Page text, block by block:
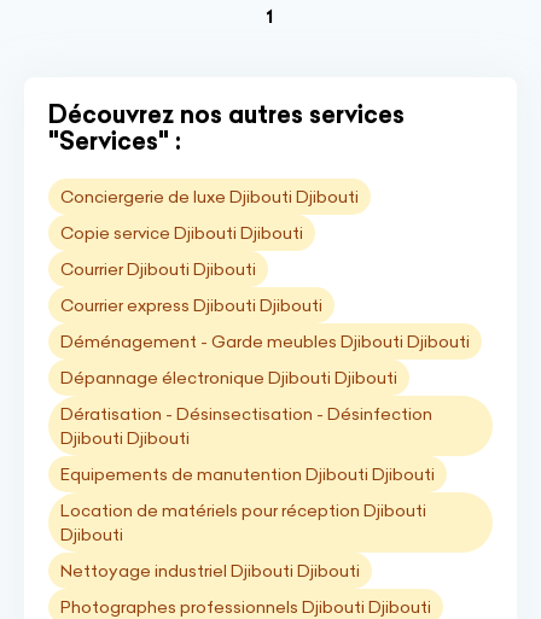
1
Découvrez nos autres services
"Services" :
Conciergerie de luxe Djibouti Djibouti
Copie service Djibouti Djibouti
Courrier Djibouti Djibouti
Courrier express Djibouti Djibouti
Déménagement - Garde meubles Djibouti Djibouti
Dépannage électronique Djibouti Djibouti
Dératisation - Désinsectisation - Désinfection
Djibouti Djibouti
Equipements de manutention Djibouti Djibouti
Location de matériels pour réception Djibouti
Djibouti
Nettoyage industriel Djibouti Djibouti
Photographes professionnels Djibouti Djibouti